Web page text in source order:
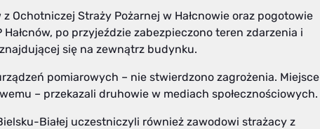
Ochotniczej Straży Pożarnej w Hałcnowie oraz pogotowie
po przyjeździe zabezpieczono teren zdarzenia i
się na zewnątrz budynku.
pomiarowych – nie stwierdzono zagrożenia. Miejsce
– przekazali druhowie w mediach społecznościowych.
Białej uczestniczyli również zawodowi strażacy z